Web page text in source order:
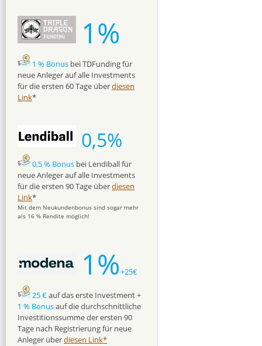
1%
1 % Bonus bei TDFunding für
neue Anleger auf alle Investments
für die ersten 60 Tage überdiesen
Link*
0,5%
0,5 % Bonus bei Lendiball für
neue Anleger auf alle Investments
für die ersten 90 Tage überdiesen
Link*
Mit dem Neukundenbonus sind sogar mehr
als 16 % Rendite möglich!
1%+25€
25 €auf das erste Investment +
1 % Bonusauf die durchschnittliche
Investitionssumme der ersten 90
Tage nach Registrierung für neue
Anleger überdiesen Link*